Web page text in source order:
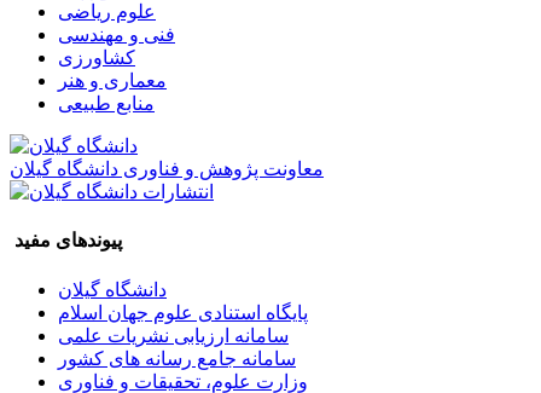
علوم ریاضی
فنی و مهندسی
کشاورزی
معماری و هنر
منابع طبیعی
معاونت پژوهش و فناوری دانشگاه گیلان
پیوندهای مفید
دانشگاه گیلان
پایگاه استنادی علوم جهان اسلام
سامانه ارزیابی نشریات علمی
سامانه جامع رسانه های کشور
وزارت علوم، تحقیقات و فناوری